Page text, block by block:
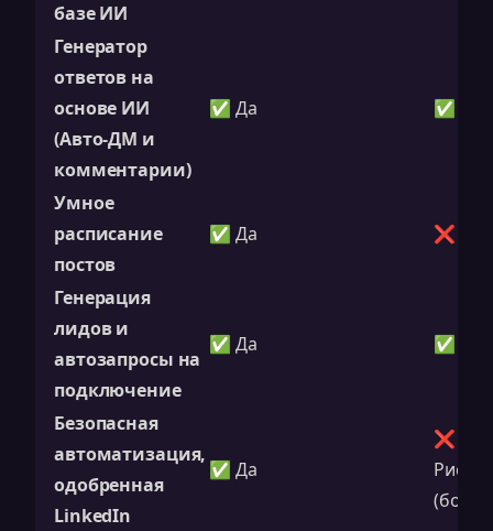
базе ИИ
Генератор
ответов на
основе ИИ
(Авто-ДМ и
комментарии)
✅ Да ✅ Да
Умное
расписание
постов
✅ Да ❌ Нет
Генерация
лидов и
автозапросы на
подключение
✅ Да ✅ Да
Безопасная
автоматизация,
одобренная
LinkedIn
✅ Да
❌
(боты)